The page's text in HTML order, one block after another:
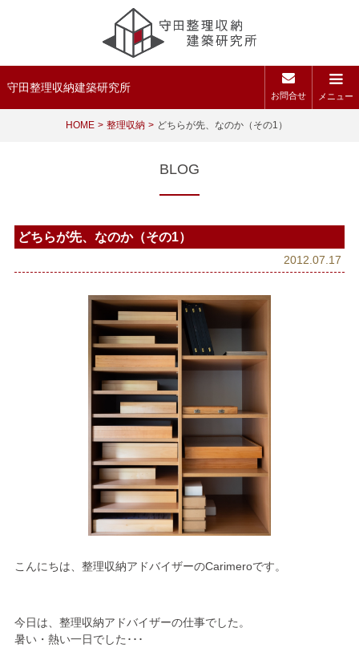
守田整理収納建築研究所
お問合せ メニュー
HOME 整理収納 どちらが先、なのか（その1）
BLOG
どちらが先、なのか（その1）
2012.07.17
こんにちは、整理収納アドバイザーのCarimeroです。
今日は、整理収納アドバイザーの仕事でした。
暑い・熱い一日でした･･･